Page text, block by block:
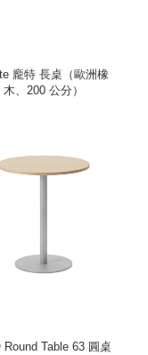
龐特 長桌（歐洲橡
木、200 公分）
Round Table 63 圓桌